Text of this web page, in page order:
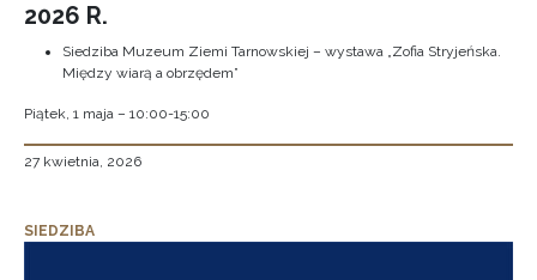
2026 R.
Siedziba Muzeum Ziemi Tarnowskiej – wystawa „Zofia Stryjeńska.
Między wiarą a obrzędem”
Piątek, 1 maja – 10:00-15:00
27 kwietnia, 2026
SIEDZIBA